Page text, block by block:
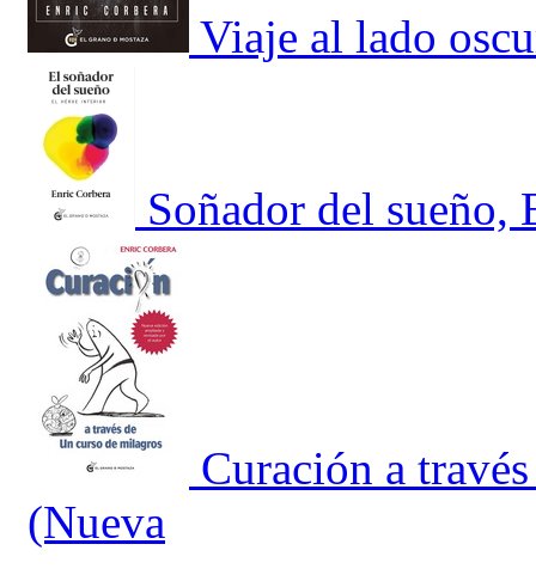
Viaje al lado
Soñador del
Curación a
(Nueva